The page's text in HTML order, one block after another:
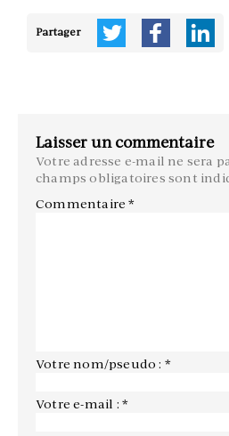
Partager
Laisser un commentaire
Votre adresse e-mail ne sera
champs obligatoires sont
Commentaire*
Votre nom/pseudo : *
Votre e-mail : *